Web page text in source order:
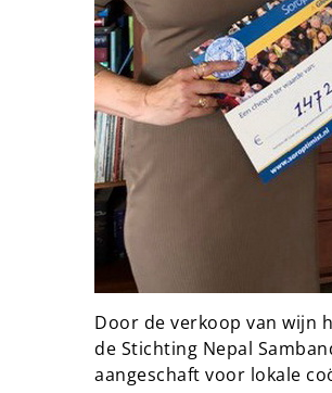
Door de verkoop van wijn
de Stichting Nepal
aangeschaft voor lokale